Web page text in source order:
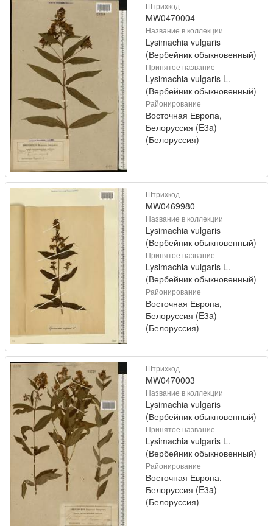
Штрихкод
MW0470004
Название в коллекции
Lysimachia vulgaris
(Вербейник обыкновенный)
Принятое название
Lysimachia vulgaris L.
(Вербейник обыкновенный)
Районирование
Восточная Европа,
Белоруссия (E3a)
(Белоруссия)
Штрихкод
MW0469980
Название в коллекции
Lysimachia vulgaris
(Вербейник обыкновенный)
Принятое название
Lysimachia vulgaris L.
(Вербейник обыкновенный)
Районирование
Восточная Европа,
Белоруссия (E3a)
(Белоруссия)
Штрихкод
MW0470003
Название в коллекции
Lysimachia vulgaris
(Вербейник обыкновенный)
Принятое название
Lysimachia vulgaris L.
(Вербейник обыкновенный)
Районирование
Восточная Европа,
Белоруссия (E3a)
(Белоруссия)